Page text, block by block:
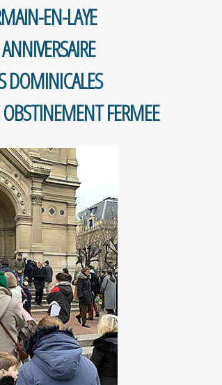
EN-LAYE
DOMINICALES
FERMEE